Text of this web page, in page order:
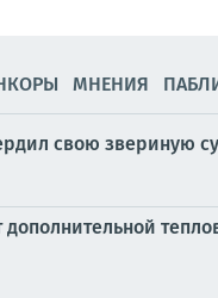
МНЕНИЯ
свою звериную